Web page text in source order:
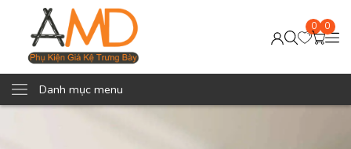
0 0
Danh mục menu